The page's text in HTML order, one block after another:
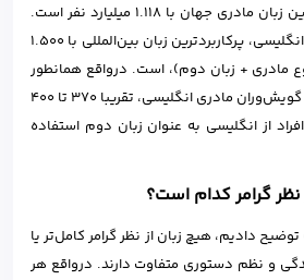
چینی مانداراین پرگویش‌ترین زبان مادری جهان با 1.118 میلیارد نفر است.
این در حالی است که زبان انگلیسی، پرکاربردترین زبان بین‌المللی با 1.500
مادری + زبان دوم)، است. درواقع همانطور
که قبلا هم توضیح دادیم، گویش‌وران مادری انگلیسی، تقریبا 370 تا 400
از انگلیسی به عنوان زبان دوم استفاده
نظر گرامر کدام است؟
دادیم، هیچ زبان از نظر گرامر کامل‌تر یا
و نظم دستوری متفاوت دارند. درواقع هر